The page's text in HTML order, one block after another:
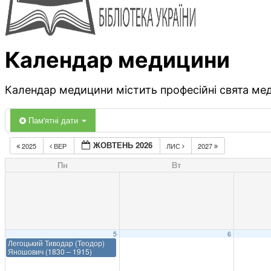
Календар медицини
Календар медицини містить професійні свята
Пам'ятні дати
2025 ВЕР ЖОВТЕНЬ 2026 ЛИС 2027
Пн Вт
5
Легоцький Тиводар (Теодор)
Яношович (1830 – 1915)
6